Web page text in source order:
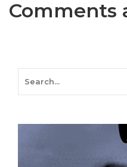
Comments